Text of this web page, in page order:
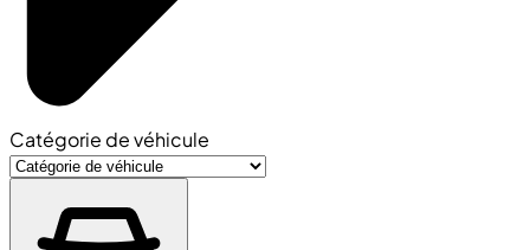
Catégorie de véhicule